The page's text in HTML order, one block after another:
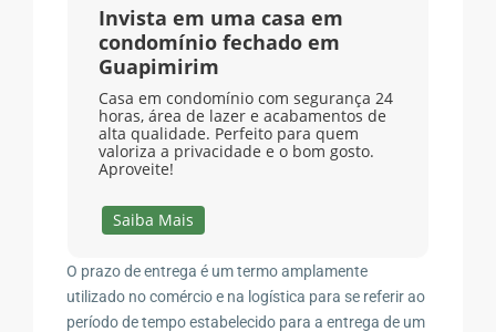
Invista em uma casa em
condomínio fechado em
Guapimirim
Casa em condomínio com segurança 24
horas, área de lazer e acabamentos de
alta qualidade. Perfeito para quem
valoriza a privacidade e o bom gosto.
Aproveite!
Saiba Mais
O prazo de entrega é um termo amplamente
utilizado no comércio e na logística para se referir ao
período de tempo estabelecido para a entrega de um